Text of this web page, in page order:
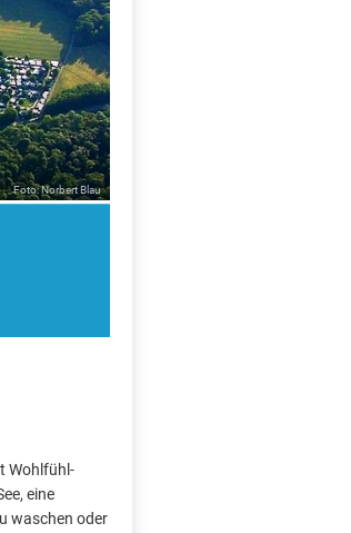
Foto: Norbert Blau
Wohlfühl-
eine
waschen oder